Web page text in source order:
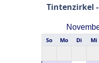
Tintenzirkel
So Mo Di Mi